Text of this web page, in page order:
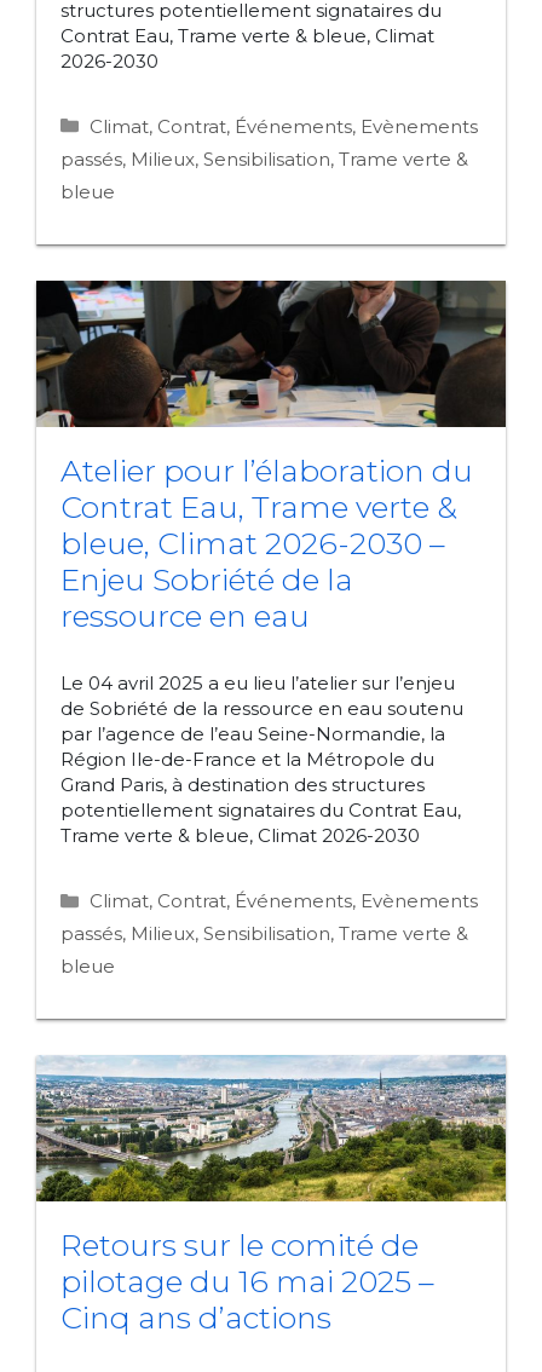
structures potentiellement signataires du
Contrat Eau, Trame verte & bleue, Climat
2026-2030
Catégories
Climat, Contrat, Événements, Evènements
passés, Milieux, Sensibilisation, Trame verte &
bleue
Atelier pour l’élaboration du
Contrat Eau, Trame verte &
bleue, Climat 2026-2030 –
Enjeu Sobriété de la
ressource en eau
Le 04 avril 2025 a eu lieu l’atelier sur l’enjeu
de Sobriété de la ressource en eau soutenu
par l’agence de l’eau Seine-Normandie, la
Région Ile-de-France et la Métropole du
Grand Paris, à destination des structures
potentiellement signataires du Contrat Eau,
Trame verte & bleue, Climat 2026-2030
Catégories
Climat, Contrat, Événements, Evènements
passés, Milieux, Sensibilisation, Trame verte &
bleue
Retours sur le comité de
pilotage du 16 mai 2025 –
Cinq ans d’actions